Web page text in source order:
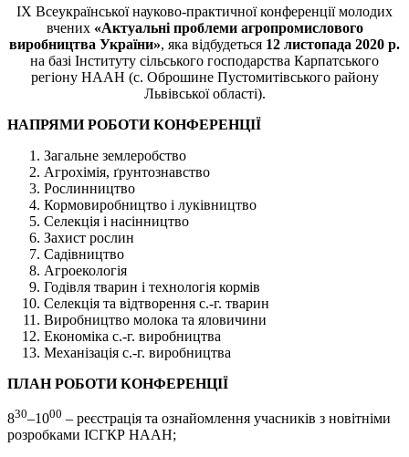
ІХ Всеукраїнської науково-практичної конференції молодих
вчених «Актуальні проблеми агропромислового
виробництва України», яка відбудеться 12 листопада 2020 р.
на базі Інституту сільського господарства Карпатського
регіону НААН (с. Оброшине Пустомитівського району
Львівської області).
НАПРЯМИ РОБОТИ КОНФЕРЕНЦІЇ
Загальне землеробство
Агрохімія, ґрунтознавство
Рослинництво
Кормовиробництво і луківництво
Селекція і насінництво
Захист рослин
Садівництво
Агроекологія
Годівля тварин і технологія кормів
Селекція та відтворення с.-г. тварин
Виробництво молока та яловичини
Економіка с.-г. виробництва
Механізація с.-г. виробництва
ПЛАН РОБОТИ КОНФЕРЕНЦІЇ
830–1000 – реєстрація та ознайомлення учасників з новітніми
розробками ІСГКР НААН;